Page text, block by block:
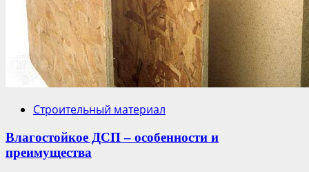
Строительный материал
Влагостойкое ДСП – особенности и
преимущества